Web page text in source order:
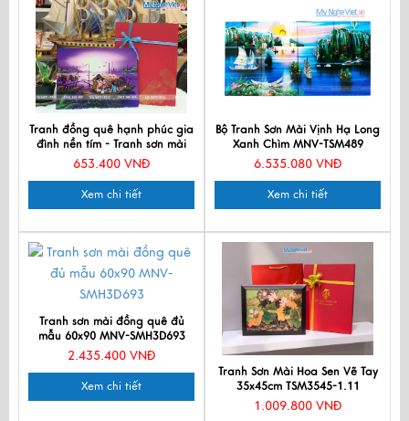
Tranh đồng quê hạnh phúc gia
đình nền tím - Tranh sơn mài
TSMTBL342-2
653.400 VNĐ
Xem chi tiết
Bộ Tranh Sơn Mài Vịnh Hạ Long
Xanh Chìm MNV-TSM489
6.535.080 VNĐ
Xem chi tiết
Tranh sơn mài đồng quê đủ
mẫu 60x90 MNV-SMH3D693
2.435.400 VNĐ
Xem chi tiết
Tranh Sơn Mài Hoa Sen Vẽ Tay
35x45cm TSM3545-1.11
1.009.800 VNĐ